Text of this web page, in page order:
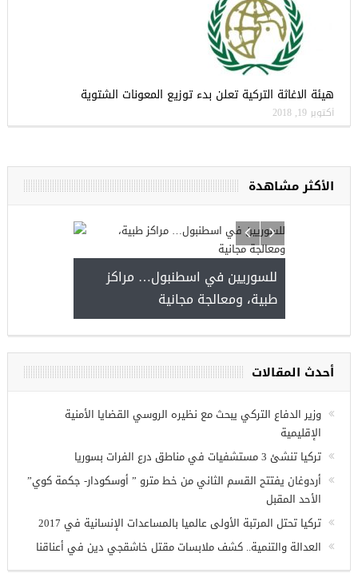
هيئة الاغاثة التركية تعلن بدء توزيع المعونات الشتوية
أكتوبر 19, 2018
الأكثر مشاهدة
للسوريين في اسطنبول… مراكز
طبية، ومعالجة مجانية
في
أحدث المقالات
وزير الدفاع التركي يبحث مع نظيره الروسي القضايا الأمنية
الإقليمية
تركيا تنشئ 3 مستشفيات في مناطق درع الفرات بسوريا
أردوغان يفتتح القسم الثاني من خط مترو ” أوسكودار- جكمة كوي”
الأحد المقبل
تركيا تحتل المرتبة الأولى عالميا بالمساعدات الإنسانية في 2017
العدالة والتنمية.. كشف ملابسات مقتل خاشقجي دين في أعناقنا